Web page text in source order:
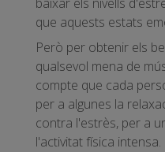
que aquests estats
Però per obtenir els
qualsevol mena de
compte que cada
per a algunes la
contra l'estrès, per a
l'activitat física intensa.